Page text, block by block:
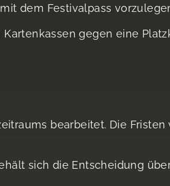
dem Festivalpass
gegen eine
bearbeitet. Die Fristen
sich die Entscheidung